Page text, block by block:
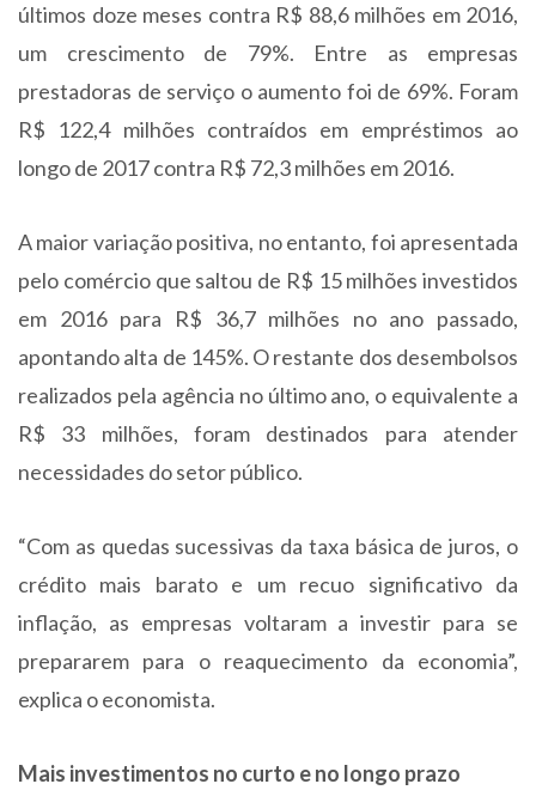
últimos doze meses contra R$ 88,6 milhões em 2016,
um crescimento de 79%. Entre as empresas
prestadoras de serviço o aumento foi de 69%. Foram
R$ 122,4 milhões contraídos em empréstimos ao
longo de 2017 contra R$ 72,3 milhões em 2016.
A maior variação positiva, no entanto, foi apresentada
pelo comércio que saltou de R$ 15 milhões investidos
em 2016 para R$ 36,7 milhões no ano passado,
apontando alta de 145%. O restante dos desembolsos
realizados pela agência no último ano, o equivalente a
R$ 33 milhões, foram destinados para atender
necessidades do setor público.
“Com as quedas sucessivas da taxa básica de juros, o
crédito mais barato e um recuo significativo da
inflação, as empresas voltaram a investir para se
prepararem para o reaquecimento da economia”,
explica o economista.
Mais investimentos no curto e no longo prazo